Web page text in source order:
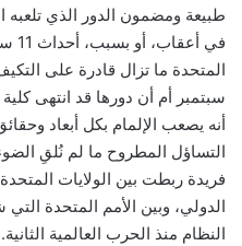
طبيعة ومضمون الدور الذي تلعبه
في
سبتمبر أم أن دورها قد انتهى كلية
أنه يصعب الإلمام بكل أبعاد
التساؤل المطروح ما لم نُلقِ
فريدة ربطت بين الولايات
الدولي، وبين الأمم المتحدة
النظام منذ الحرب العالمية الثانية.